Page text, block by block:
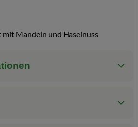
mit Mandeln und Haselnuss